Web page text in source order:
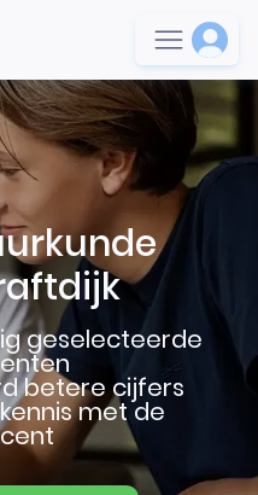
geselecteerde
betere cijfers
met de